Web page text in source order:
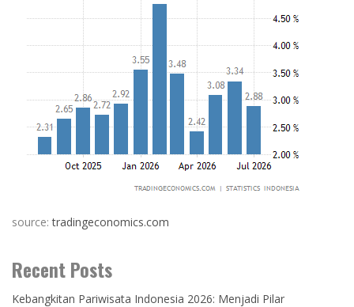
source:tradingeconomics.com
Recent Posts
Kebangkitan Pariwisata Indonesia 2026: Menjadi Pilar